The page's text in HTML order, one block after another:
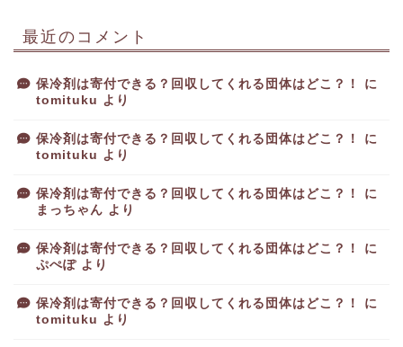
最近のコメント
保冷剤は寄付できる？回収してくれる団体はどこ？！
に
tomituku より
保冷剤は寄付できる？回収してくれる団体はどこ？！
に
tomituku より
保冷剤は寄付できる？回収してくれる団体はどこ？！
に
まっちゃん より
保冷剤は寄付できる？回収してくれる団体はどこ？！
に
ぷぺぽ より
保冷剤は寄付できる？回収してくれる団体はどこ？！
に
tomituku より